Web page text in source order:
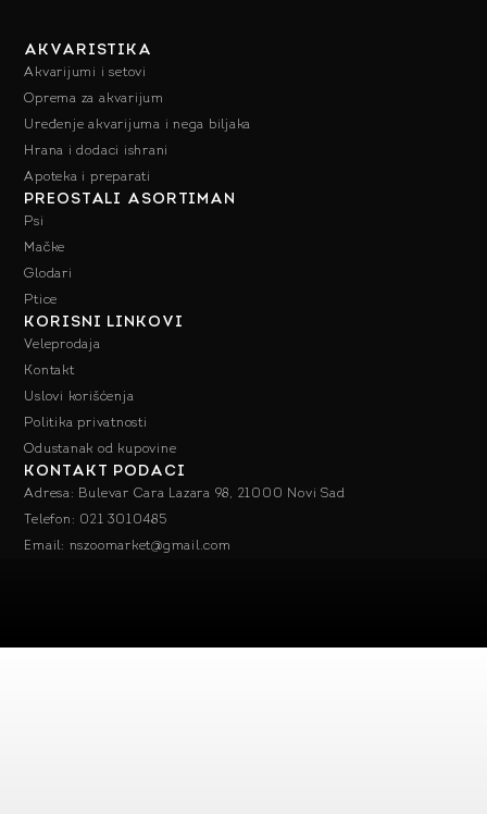
AKVARISTIKA
Akvarijumi i setovi
Oprema za akvarijum
Uređenje akvarijuma i nega biljaka
Hrana i dodaci ishrani
Apoteka i preparati
PREOSTALI ASORTIMAN
Psi
Mačke
Glodari
Ptice
KORISNI LINKOVI
Veleprodaja
Kontakt
Uslovi korišćenja
Politika privatnosti
Odustanak od kupovine
KONTAKT PODACI
Adresa: Bulevar Cara Lazara 98, 21000 Novi Sad
Telefon: 021 3010485
Email: nszoomarket@gmail.com